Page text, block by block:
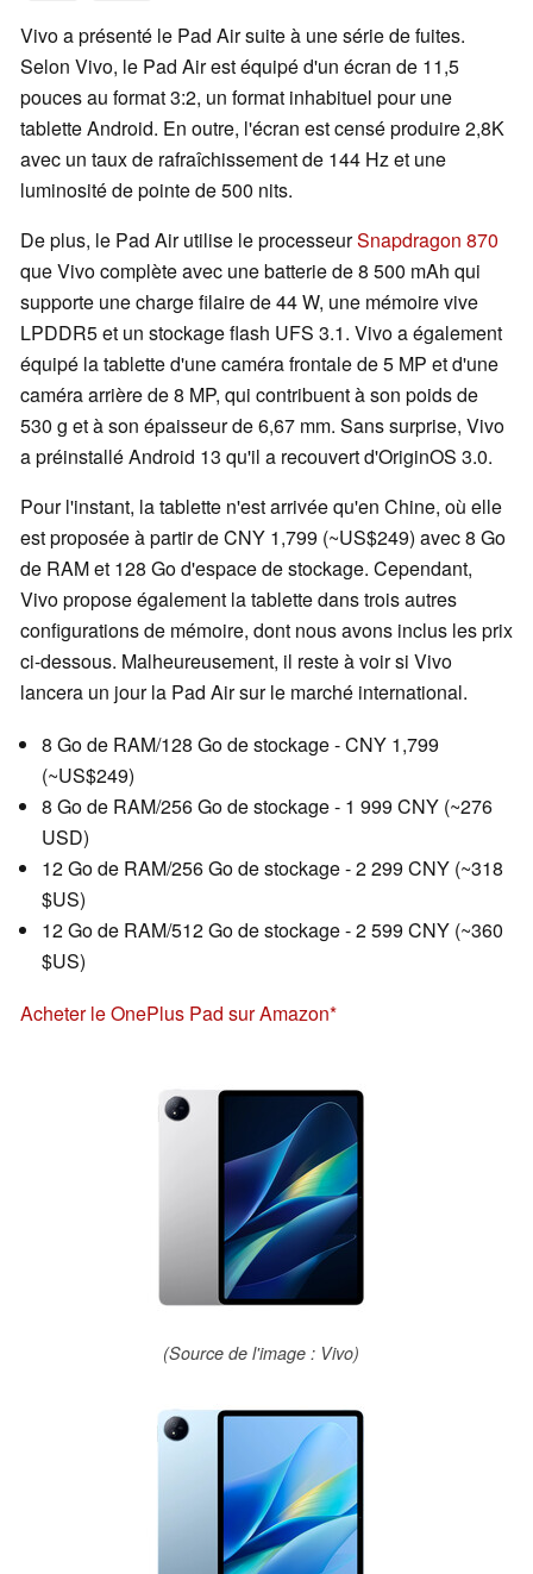
Vivo a présenté le Pad Air suite à une série de fuites.
Selon Vivo, le Pad Air est équipé d'un écran de 11,5
pouces au format 3:2, un format inhabituel pour une
tablette Android. En outre, l'écran est censé produire 2,8K
avec un taux de rafraîchissement de 144 Hz et une
luminosité de pointe de 500 nits.
De plus, le Pad Air utilise le processeurSnapdragon 870
que Vivo complète avec une batterie de 8 500 mAh qui
supporte une charge filaire de 44 W, une mémoire vive
LPDDR5 et un stockage flash UFS 3.1. Vivo a également
équipé la tablette d'une caméra frontale de 5 MP et d'une
caméra arrière de 8 MP, qui contribuent à son poids de
530 g et à son épaisseur de 6,67 mm. Sans surprise, Vivo
a préinstallé Android 13 qu'il a recouvert d'OriginOS 3.0.
Pour l'instant, la tablette n'est arrivée qu'en Chine, où elle
est proposée à partir de CNY 1,799 (~US$249) avec 8 Go
de RAM et 128 Go d'espace de stockage. Cependant,
Vivo propose également la tablette dans trois autres
configurations de mémoire, dont nous avons inclus les prix
ci-dessous. Malheureusement, il reste à voir si Vivo
lancera un jour la Pad Air sur le marché international.
8 Go de RAM/128 Go de stockage - CNY 1,799
(~US$249)
8 Go de RAM/256 Go de stockage - 1 999 CNY (~276
USD)
12 Go de RAM/256 Go de stockage - 2 299 CNY (~318
$US)
12 Go de RAM/512 Go de stockage - 2 599 CNY (~360
$US)
Acheter le OnePlus Pad sur Amazon
(Source de l'image : Vivo)